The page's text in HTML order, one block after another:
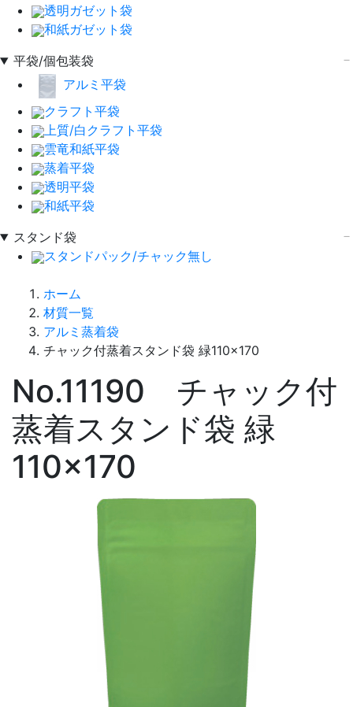
透明ガゼット袋
和紙ガゼット袋
平袋/個包装袋
アルミ平袋
クラフト平袋
上質/白クラフト平袋
雲竜和紙平袋
蒸着平袋
透明平袋
和紙平袋
スタンド袋
スタンドパック/チャック無し
ホーム
材質一覧
アルミ蒸着袋
チャック付蒸着スタンド袋 緑110×170
No.11190 チャック付
蒸着スタンド袋 緑
110×170